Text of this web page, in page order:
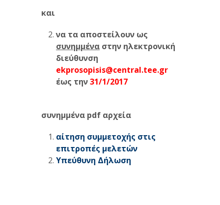
και
να τα αποστείλουν ως
συνημμένα στην ηλεκτρονική
διεύθυνση
ekprosopisis@central.tee.gr
έως την31/1/2017
συνημμένα pdf αρχεία
αίτηση συμμετοχής στις
επιτροπές μελετών
Υπεύθυνη Δήλωση